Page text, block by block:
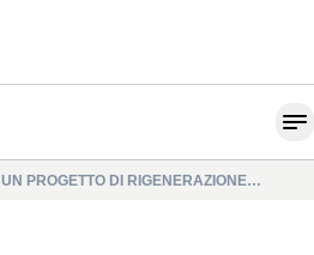
UN PROGETTO DI RIGENERAZIONE